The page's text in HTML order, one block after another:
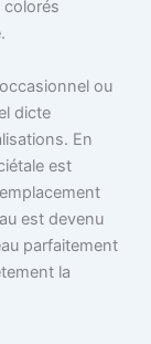
colorés
ou
dicte
En
est
est devenu
parfaitement
la